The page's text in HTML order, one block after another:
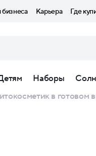
Карьера Где
Наборы
в готовом